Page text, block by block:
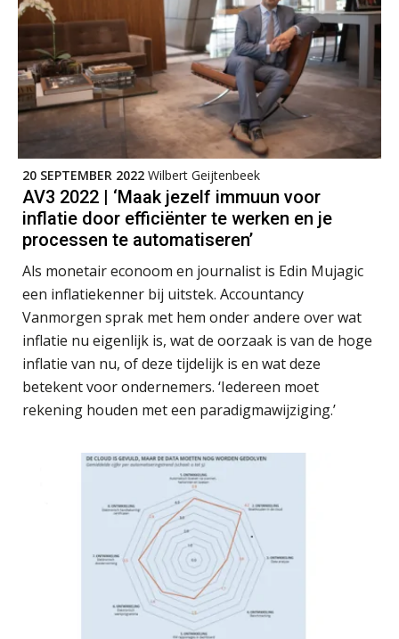
20 SEPTEMBER 2022 Wilbert Geijtenbeek
AV3 2022 | ‘Maak jezelf immuun voor
inflatie door efficiënter te werken en je
processen te automatiseren’
Als monetair econoom en journalist is Edin Mujagic
een inflatiekenner bij uitstek. Accountancy
Vanmorgen sprak met hem onder andere over wat
inflatie nu eigenlijk is, wat de oorzaak is van de hoge
inflatie van nu, of deze tijdelijk is en wat deze
betekent voor ondernemers. ‘Iedereen moet
rekening houden met een paradigmawijziging.’
De vijf grootste uitdagingen in
capaciteitsplanning
Yousri Mandour: “Verandering begint
waar het schuurt”
Waarom het huidige verdienmodel
van accountants verleden tijd is
Wie is de eerste? De AI-revolutie
Hoe snellere straatjes het zicht op
datakwaliteit vertroebelen
‘De accountant is essentieel voor
ondernemers in het mkb’
Waarom een VOF-contract net zo
Waarom jouw klant sneller
antwoordt via een app dan via de
mail
iXBRL controleren: wanneer moet
het, en waar let je op?